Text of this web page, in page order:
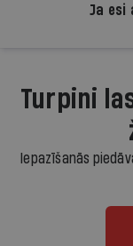
Ja esi
Turpini
Iepazīšanās